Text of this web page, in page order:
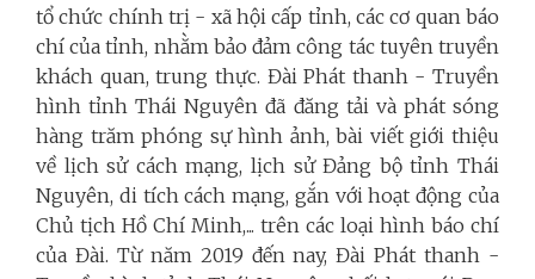
tổ chức chính trị - xã hội cấp tỉnh, các cơ quan báo
chí của tỉnh, nhằm bảo đảm công tác tuyên truyền
khách quan, trung thực. Đài Phát thanh - Truyền
hình tỉnh Thái Nguyên đã đăng tải và phát sóng
hàng trăm phóng sự hình ảnh, bài viết giới thiệu
về lịch sử cách mạng, lịch sử Đảng bộ tỉnh Thái
Nguyên, di tích cách mạng, gắn với hoạt động của
Chủ tịch Hồ Chí Minh,... trên các loại hình báo chí
của Đài. Từ năm 2019 đến nay, Đài Phát thanh -